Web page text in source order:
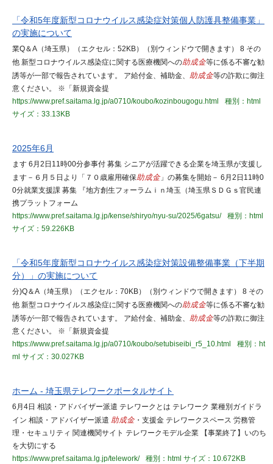
「令和5年度新型コロナウイルス感染症対策個人防護具整備事業」
の実施について
業Q＆A（埼玉県）（エクセル：52KB）（別ウィンドウで開きます） 8 その
他 新型コロナウイルス感染症に関する医療機関への助成金等に係る不審な勧
誘等が一部で報告されています。 ア給付金、補助金、 助成金等の詐欺に御注
意ください。 ※「新規資金提
https://www.pref.saitama.lg.jp/a0710/koubo/kozinbougogu.html
種別：html
サイズ：33.13KB
2025年6月
ます 6月2日11時00分参事付 募集 シニアが活躍できる企業を埼玉県が支援し
ます－６月５日より「７０歳雇用確保助成金 」の募集を開始－ 6月2日11時0
0分就業支援課 募集 『地方創生フォーラムｉｎ埼玉（埼玉県ＳＤＧｓ官民連
携プラットフォーム
https://www.pref.saitama.lg.jp/kense/shiryo/nyu-su/2025/6gatsu/
種別：html
サイズ：59.226KB
「令和5年度新型コロナウイルス感染症対策設備整備事業（下半期
分）」の実施について
分)Q＆A（埼玉県）（エクセル：70KB）（別ウィンドウで開きます） 8 その
他 新型コロナウイルス感染症に関する医療機関への助成金等に係る不審な勧
誘等が一部で報告されています。 ア給付金、補助金、 助成金等の詐欺に御注
意ください。 ※「新規資金提
https://www.pref.saitama.lg.jp/a0710/koubo/setubiseibi_r5_10.html
種別：ht
ml サイズ：30.027KB
ホーム - 埼玉県テレワークポータルサイト
6月4日 相談・アドバイザー派遣 テレワークとは テレワーク 業種別ガイドラ
イン 相談・アドバイザー派遣 助成金 ・支援金 テレワークスペース 労務管
理・セキュリティ 関連機関サイト テレワークモデル企業 【事業終了】いのち
を大切にする
https://www.pref.saitama.lg.jp/telework/
種別：html サイズ：10.672KB